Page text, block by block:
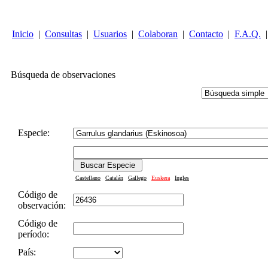
Inicio | Consultas | Usuarios | Colaboran | Contacto | F.A.Q. |
Búsqueda de observaciones
Especie:
Castellano Catalán Gallego Euskera Ingles
Código de
observación:
Código de
período:
País: